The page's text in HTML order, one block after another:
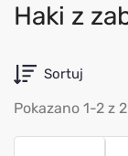
Kontakt
Haki z
Sortuj
Pokazano 1-2 z